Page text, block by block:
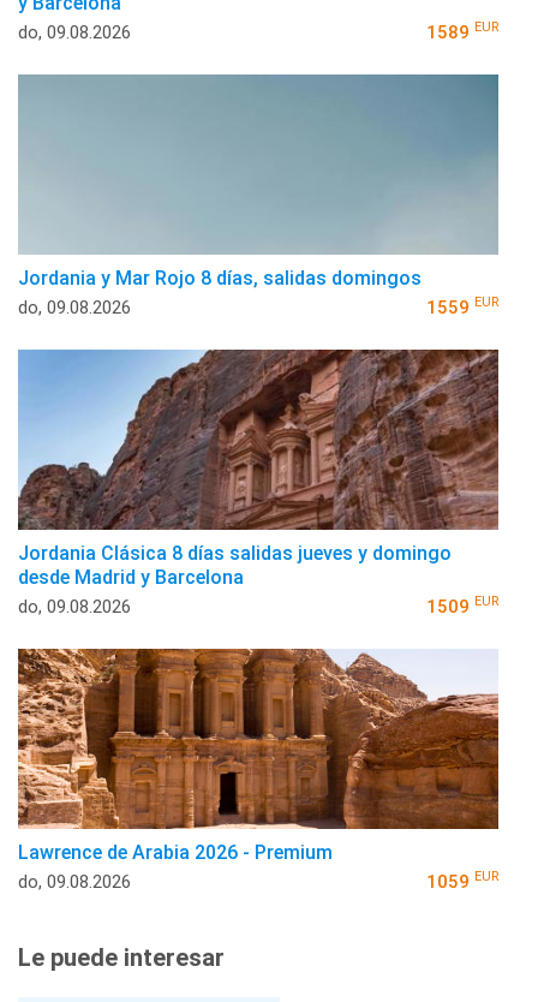
do, 09.08.2026 1589 EUR
Jordania y Mar Rojo 8 días, salidas domingos
do, 09.08.2026 1559 EUR
Jordania Clásica 8 días salidas jueves y domingo
desde Madrid y Barcelona
do, 09.08.2026 1509 EUR
Lawrence de Arabia 2026 - Premium
do, 09.08.2026 1059 EUR
Le puede interesar